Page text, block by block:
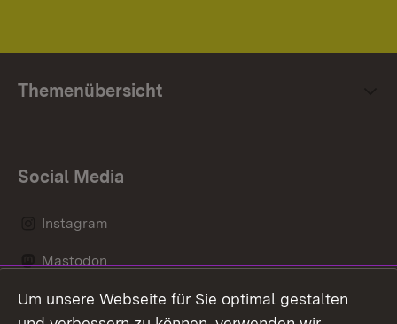
Themenübersicht
Social Media
Instagram
Mastodon
Messenger
Um unsere Webseite für Sie optimal gestalten